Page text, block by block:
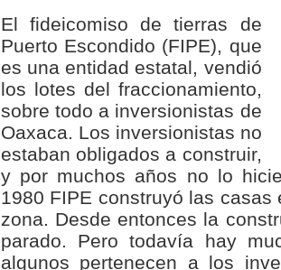
El fideicomiso de tierras de
Puerto Escondido (FIPE), que
es una entidad estatal, vendió
los lotes del fraccionamiento,
sobre todo a inversionistas de
Oaxaca. Los inversionistas no
estaban obligados a construir,
y por muchos años no lo
1980 FIPE construyó las
zona. Desde entonces la
parado. Pero todavía hay
algunos pertenecen a los